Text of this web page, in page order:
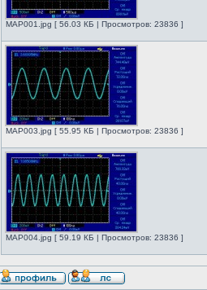
MAP001.jpg [ 56.03 КБ | Просмотров: 23836 ]
MAP003.jpg [ 55.95 КБ | Просмотров: 23836 ]
MAP004.jpg [ 59.19 КБ | Просмотров: 23836 ]